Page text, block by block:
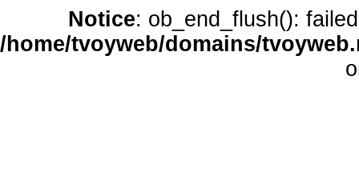
Notice: ob_end_flush():
/home/tvoyweb/domains/